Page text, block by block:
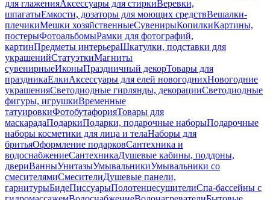
для глаженияАксессуары для стиркиВеревки,
шпагатыЕмкости, дозаторы для моющих средствВешалки-
плечикиМешки хозяйственныеСувенирыКопилкиКартины,
постерыФотоальбомыРамки для фотографий,
картинПредметы интерьераШкатулки, подставки для
украшенийСтатуэткиМагниты
сувенирныеИконыПраздничный декорТовары для
праздникаЕлкиАксессуары для елей новогоднихНовогодние
украшенияСветодиодные гирлянды, декорацииСветодиодные
фигуры, игрушкиВременные
татуировкиФотобутафорияТовары для
маскарадаПодаркиПодарки, подарочные наборыПодарочные
наборы косметики для лица и телаНаборы для
бритьяОформление подарковСантехника и
водоснабжениеСантехникаДушевые кабины, поддоны,
двериВанныУнитазыУмывальникиУмывальники со
смесителямиСмесителиДушевые панели,
гарнитурыБидеПиссуарыПолотенцесушителиСпа-бассейны с